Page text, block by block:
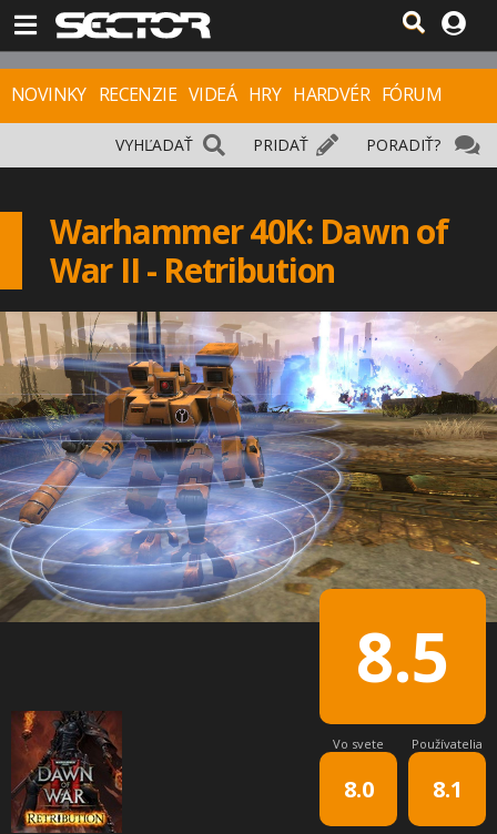
NOVINKY RECENZIE VIDEÁ HRY HARDVÉR FÓRUM
PORADIŤ?
PRIDAŤ
VYHĽADAŤ
Warhammer 40K: Dawn of
War II - Retribution
8.5
Vo svete
8.0
Používatelia
8.1